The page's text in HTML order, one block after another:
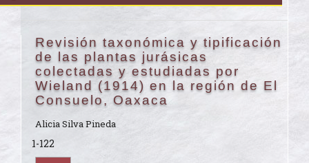
Revisión taxonómica y tipificación
de las plantas jurásicas
colectadas y estudiadas por
Wieland (1914) en la región de El
Consuelo, Oaxaca
Alicia Silva Pineda
1-122